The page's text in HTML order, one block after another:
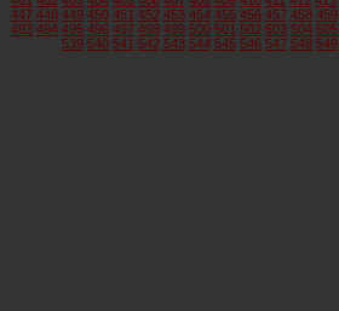
447 448 449 450 451 452 453 454 455 456 457 458 459
493 494 495 496 497 498 499 500 501 502 503 504 505
539 540 541 542 543 544 545 546 547 548 549